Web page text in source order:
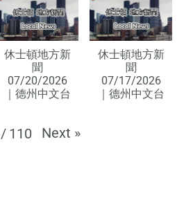
休士頓地方新
聞
07/20/2026
｜德州中文台
休士頓地方新
聞
07/17/2026
｜德州中文台
/ 110 Next »